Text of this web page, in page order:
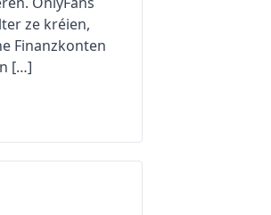
ze kréien,
Finanzkonten
[…]